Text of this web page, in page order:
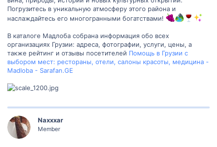
Погрузитесь в уникальную атмосферу этого района и
наслаждайтесь его многогранными богатствами!
В каталоге Мадлоба собрана информация обо всех
организациях Грузии: адреса, фотографии, услуги, цены, а
также рейтинг и отзывы посетителей Помощь в Грузии с
выбором мест: рестораны, отели, салоны красоты, медицина -
Madloba - Sarafan.GE
Naxxxar
Member